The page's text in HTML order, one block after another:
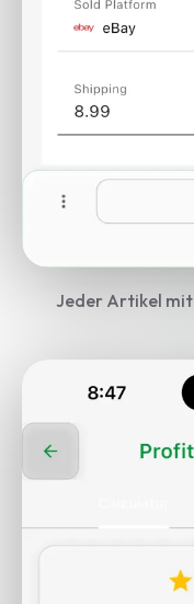
Jeder Artikel mit